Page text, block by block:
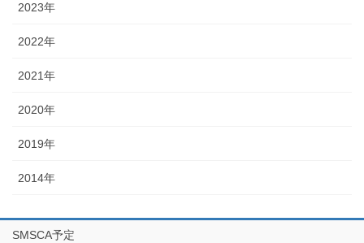
2023年
2022年
2021年
2020年
2019年
2014年
SMSCA予定